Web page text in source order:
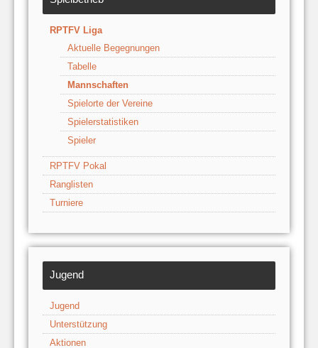
RPTFV Liga
Aktuelle Begegnungen
Tabelle
Mannschaften
Spielorte der Vereine
Spielerstatistiken
Spieler
RPTFV Pokal
Ranglisten
Turniere
Jugend
Jugend
Unterstützung
Aktionen